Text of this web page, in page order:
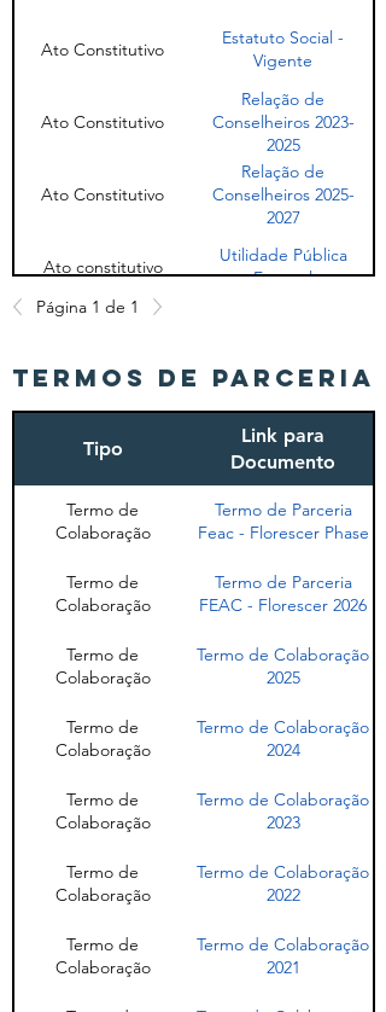
Ato Constitutivo
Estatuto Social -
Vigente
Ato Constitutivo
Relação de
Conselheiros 2023-
2025
Ato Constitutivo
Relação de
Conselheiros 2025-
2027
Ato constitutivo
Utilidade Pública
Estatual
Certificado CMAS - Vigente
Certificado CMDCA - Vigente
Página 1 de 1
TERMOS DE PARCERIA
Tipo
Link para
Documento
Termo de
Colaboração
Termo de Parceria
Feac - Florescer Phase
Termo de
Colaboração
Termo de Parceria
FEAC - Florescer 2026
Termo de
Colaboração
Termo de Colaboração
2025
Termo de
Colaboração
Termo de Colaboração
2024
Termo de
Colaboração
Termo de Colaboração
2023
Termo de
Colaboração
Termo de Colaboração
2022
Termo de
Colaboração
Termo de Colaboração
2021